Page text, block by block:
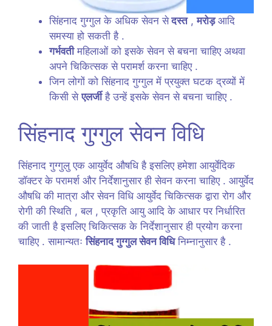
सिंहनाद गुग्गुल के अधिक सेवन सेदस्त,मरोड़आदि
समस्या हो सकती है .
गर्भवतीमहिलाओं को इसके सेवन से बचना चाहिए अथवा
अपने चिकित्सक से परामर्श करना चाहिए .
जिन लोगों को सिंहनाद गुग्गुल में प्रयुक्त घटक द्रव्यों में
किसी सेएलर्जीहै उन्हें इसके सेवन से बचना चाहिए .
सिंहनाद गुग्गुल सेवन विधि
सिंहनाद गुग्गुलु एक आयुर्वेद औषधि है इसलिए हमेशा आयुर्वेदिक
डॉक्टर के परामर्श और निर्देशानुसार ही सेवन करना चाहिए . आयुर्वेद
औषधि की मात्रा और सेवन विधि आयुर्वेद चिकित्सक द्वारा रोग और
रोगी की स्थिति , बल , प्रकृति आयु आदि के आधार पर निर्धारित
की जाती है इसलिए चिकित्सक के निर्देशानुसार ही प्रयोग करना
चाहिए . सामान्यतःसिंहनाद गुग्गुल सेवन विधिनिम्नानुसार है .